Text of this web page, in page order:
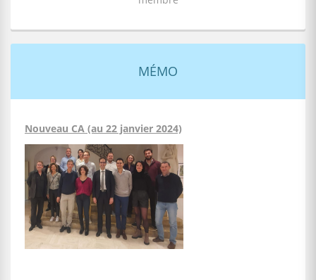
MÉMO
Nouveau CA (au 22 janvier 2024)